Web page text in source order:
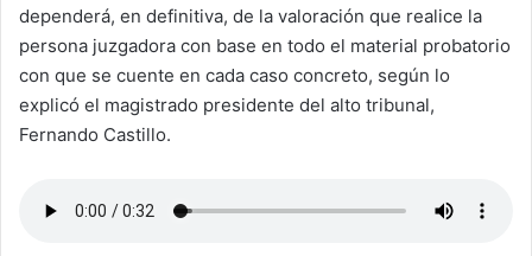
dependerá, en definitiva, de la valoración que realice la
persona juzgadora con base en todo el material probatorio
con que se cuente en cada caso concreto, según lo
explicó el magistrado presidente del alto tribunal,
Fernando Castillo.